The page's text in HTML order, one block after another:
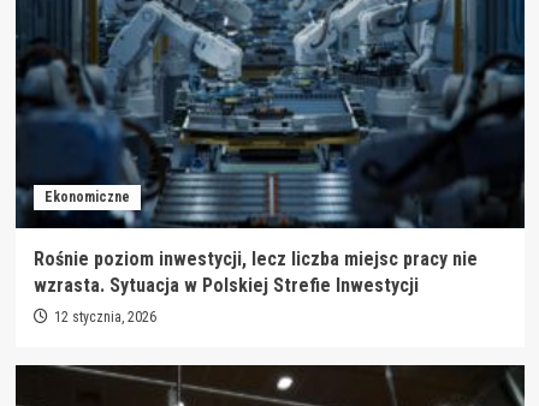
Ekonomiczne
Rośnie poziom inwestycji, lecz liczba miejsc pracy nie
wzrasta. Sytuacja w Polskiej Strefie Inwestycji
12 stycznia, 2026